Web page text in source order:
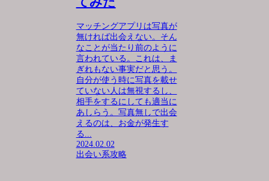
マッチングアプリは写真が
無ければ出会えない。そん
なことが当たり前のように
言われている。これは、ま
ぎれもない事実だと思う。
自分が使う時に写真を載せ
ていない人は無視するし、
相手をするにしても適当に
あしらう。写真無しで出会
えるのは、お金が発生す
る...
2024.02.02
出会い系攻略